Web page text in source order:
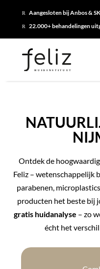
R Aangesloten bij Anbos &
R 22.000+ behandelingen
Ontdek de
Feliz – wetenschappelijk
parabenen,
producten het beste bij
gratis huidanalyse – zo
écht het